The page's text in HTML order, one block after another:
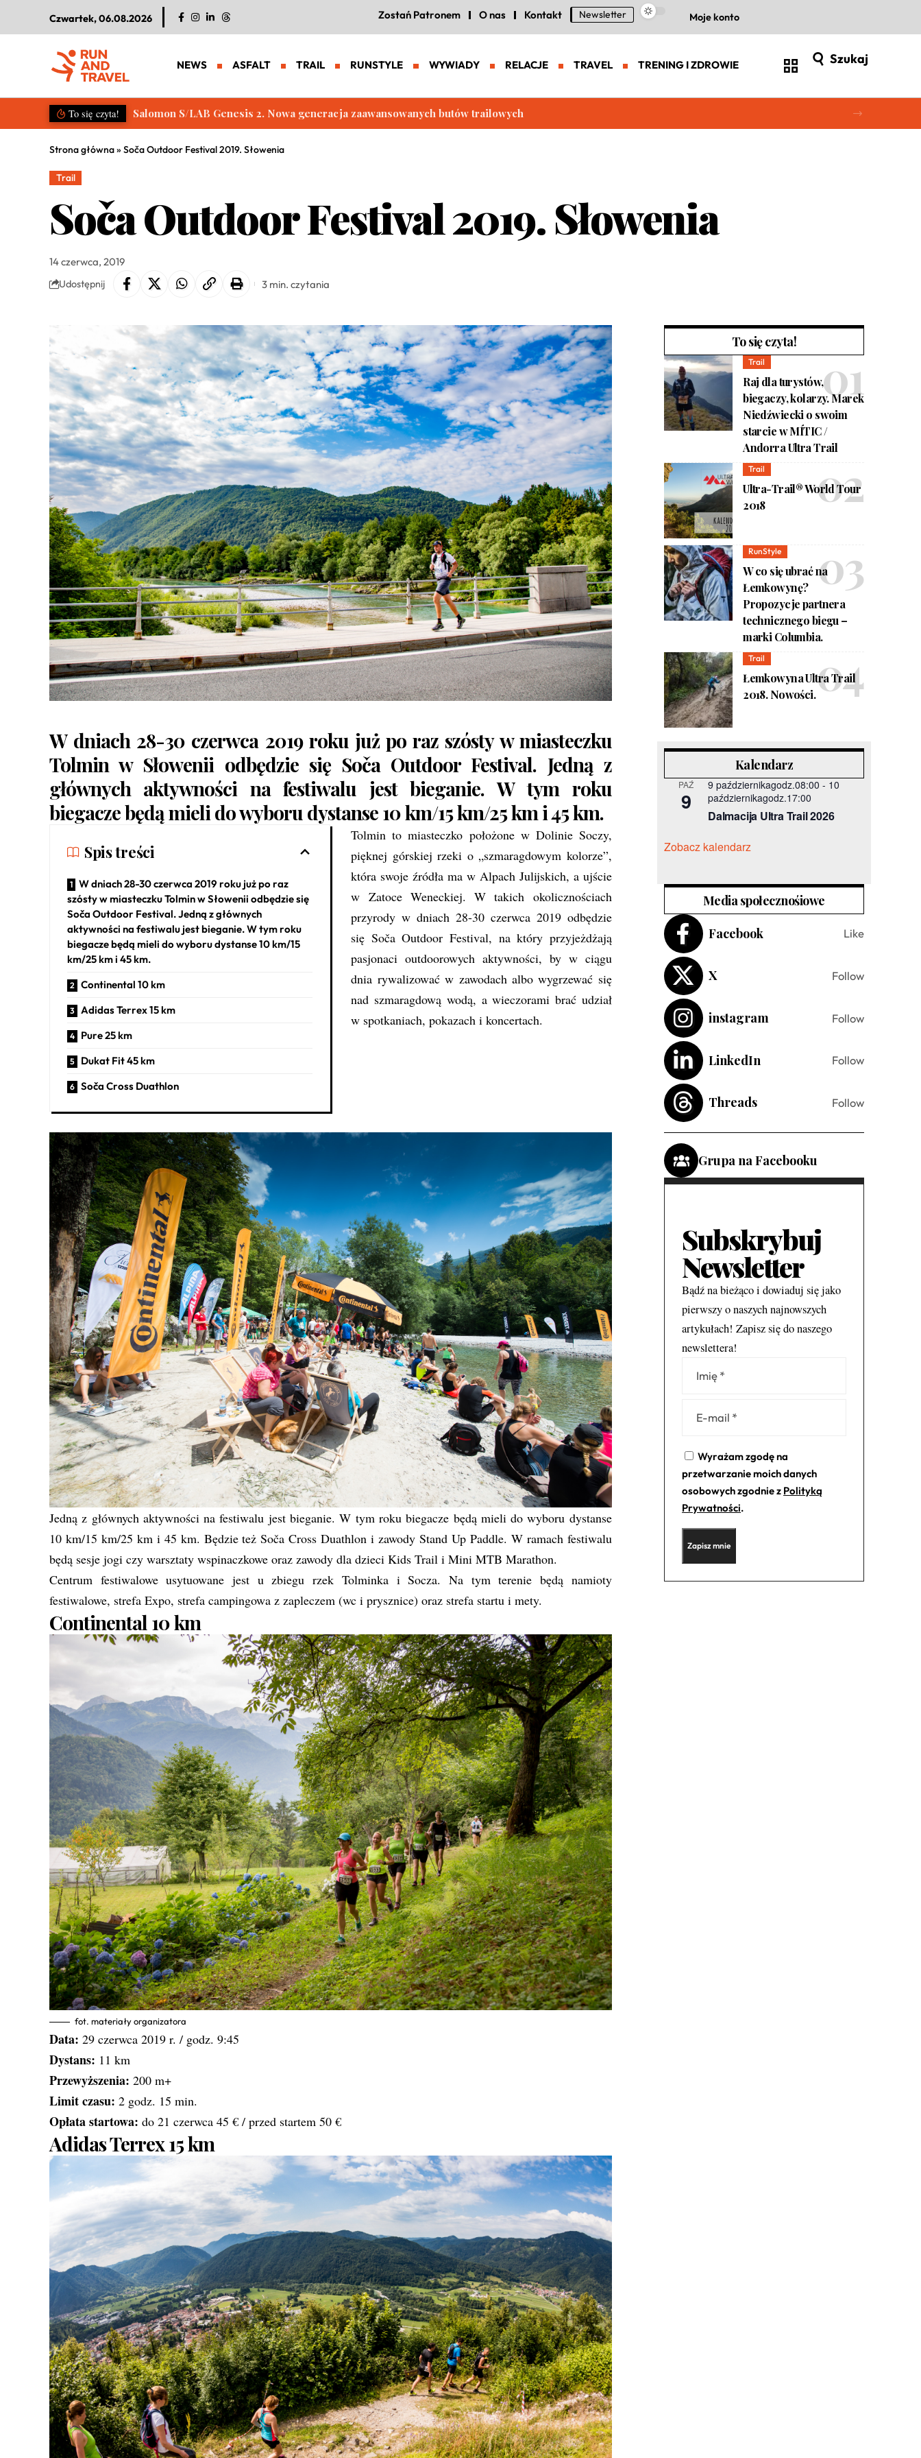
Czwartek, 06.08.2026 Zostań Patronem O nas Kontakt Newsletter Moje konto
NEWS ASFALT TRAIL RUNSTYLE WYWIADY RELACJE TRAVEL TRENING I ZDROWIE Szukaj
To się czyta! Salomon S/LAB Genesis 2. Nowa generacja zaawansowanych butów trailowych
Strona główna» Soča Outdoor Festival 2019. Słowenia
Trail
Soča Outdoor Festival 2019. Słowenia
14 czerwca, 2019
Udostępnij 3 min. czytania
W dniach 28-30 czerwca 2019 roku już po raz szósty w miasteczku
Tolmin w Słowenii odbędzie się Soča Outdoor Festival. Jedną z
głównych aktywności na festiwalu jest bieganie. W tym roku
biegacze będą mieli do wyboru dystanse 10 km/15 km/25 km i 45 km.
Spis treści
W dniach 28-30 czerwca 2019 roku już po raz
szósty w miasteczku Tolmin w Słowenii odbędzie się
Soča Outdoor Festival. Jedną z głównych
aktywności na festiwalu jest bieganie. W tym roku
biegacze będą mieli do wyboru dystanse 10 km/15
km/25 km i 45 km.
Continental 10 km
Adidas Terrex 15 km
Pure 25 km
Dukat Fit 45 km
Soča Cross Duathlon
Tolmin to miasteczko położone w Dolinie Soczy,
pięknej górskiej rzeki o „szmaragdowym kolorze”,
która swoje źródła ma w Alpach Julijskich, a ujście
w Zatoce Weneckiej. W takich okolicznościach
przyrody w dniach 28-30 czerwca 2019 odbędzie
się Soča Outdoor Festival, na który przyjeżdżają
pasjonaci outdoorowych aktywności, by w ciągu
dnia rywalizować w zawodach albo wygrzewać się
nad szmaragdową wodą, a wieczorami brać udział
w spotkaniach, pokazach i koncertach.
Jedną z głównych aktywności na festiwalu jest bieganie. W tym roku biegacze będą mieli do wyboru dystanse
10 km/15 km/25 km i 45 km. Będzie też Soča Cross Duathlon i zawody Stand Up Paddle. W ramach festiwalu
będą sesje jogi czy warsztaty wspinaczkowe oraz zawody dla dzieci Kids Trail i Mini MTB Marathon.
Centrum festiwalowe usytuowane jest u zbiegu rzek Tolminka i Socza. Na tym terenie będą namioty
festiwalowe, strefa Expo, strefa campingowa z zapleczem (wc i prysznice) oraz strefa startu i mety.
Continental 10 km
fot. materiały organizatora
Data: 29 czerwca 2019 r. / godz. 9:45
Dystans: 11 km
Przewyższenia: 200 m+
Limit czasu: 2 godz. 15 min.
Opłata startowa: do 21 czerwca 45 € / przed startem 50 €
Adidas Terrex 15 km
To się czyta!
Trail
Raj dla turystów,
biegaczy, kolarzy. Marek
Niedźwiecki o swoim
starcie w MÍTIC /
Andorra Ultra Trail
Trail
Ultra-Trail® World Tour
2018
RunStyle
W co się ubrać na
Łemkowynę?
Propozycje partnera
technicznego biegu –
marki Columbia.
Trail
Łemkowyna Ultra Trail
2018. Nowości.
Kalendarz
PAŹ
9
9 październikagodz.08:00 - 10
październikagodz.17:00
Dalmacija Ultra Trail 2026
Zobacz kalendarz
Media społecznośiowe
Facebook
Like
X Follow
instagram Follow
LinkedIn Follow
Threads Follow
Grupa na Facebooku
Subskrybuj
Newsletter
Bądź na bieżąco i dowiaduj się jako
pierwszy o naszych najnowszych
artykułach! Zapisz się do naszego
newslettera!
Wyrażam zgodę na
przetwarzanie moich danych
osobowych zgodnie z Polityką
Prywatności.
Alternative: